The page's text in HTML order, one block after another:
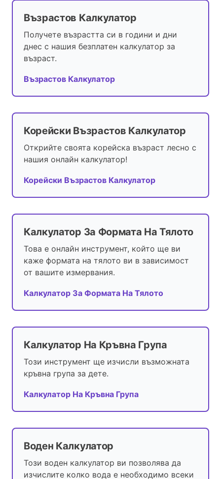
Възрастов Калкулатор
Получете възрастта си в години и дни
днес с нашия безплатен калкулатор за
възраст.
Възрастов Калкулатор
Корейски Възрастов Калкулатор
Открийте своята корейска възраст лесно с
нашия онлайн калкулатор!
Корейски Възрастов Калкулатор
Калкулатор За Формата На Тялото
Това е онлайн инструмент, който ще ви
каже формата на тялото ви в зависимост
от вашите измервания.
Калкулатор За Формата На Тялото
Калкулатор На Кръвна Група
Този инструмент ще изчисли възможната
кръвна група за дете.
Калкулатор На Кръвна Група
Воден Калкулатор
Този воден калкулатор ви позволява да
изчислите колко вода е необходимо всеки